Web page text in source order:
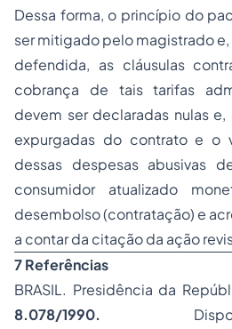
Dessa forma, o princípio do
ser mitigado pelo magistrado
defendida, as cláusulas
cobrança de tais tarifas
devem ser declaradas nulas
expurgadas do contrato e o
dessas despesas abusivas
consumidor atualizado
desembolso (contratação) e
a contar da citação da ação
7 Referências
BRASIL. Presidência da
8.078/1990.